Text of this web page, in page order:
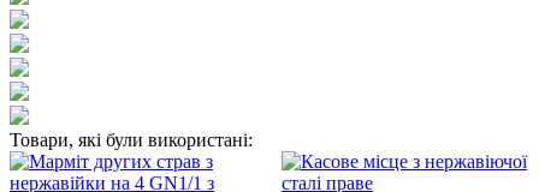
Товари, які були використані: